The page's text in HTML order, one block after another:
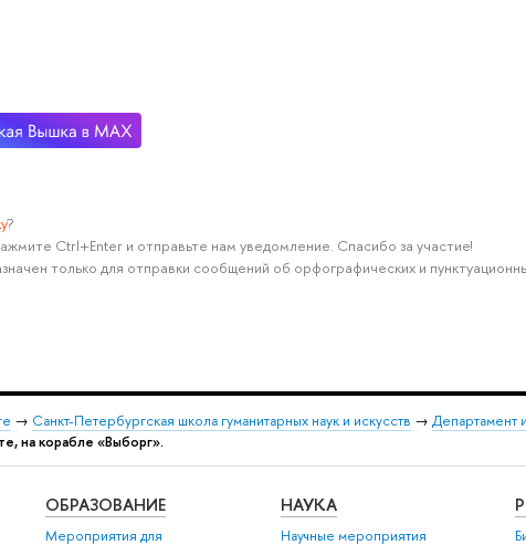
?
Ctrl+Enter и отправьте нам уведомление. Спасибо за участие!
только для отправки сообщений об орфографических и
→ Санкт-Петербургская школа гуманитарных наук и искусств → Департамент
на корабле «Выборг».
ОБРАЗОВАНИЕ
Мероприятия для
НАУКА
Научные мероприятия